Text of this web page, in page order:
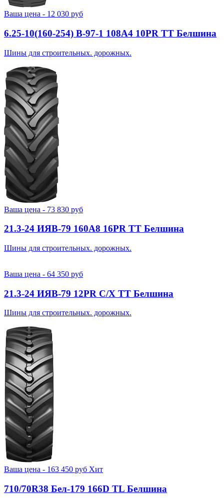
Ваша цена - 12 030 руб
6.25-10(160-254) В-97-1 108A4 10PR TT Белшина
Шины для строительных. дорожных.
Ваша цена - 73 830 руб
21.3-24 ИЯВ-79 160A8 16PR TT Белшина
Шины для строительных. дорожных.
Ваша цена - 64 350 руб
21.3-24 ИЯВ-79 12PR С/Х TT Белшина
Шины для строительных. дорожных.
Ваша цена - 163 450 руб Хит
710/70R38 Бел-179 166D TL Белшина